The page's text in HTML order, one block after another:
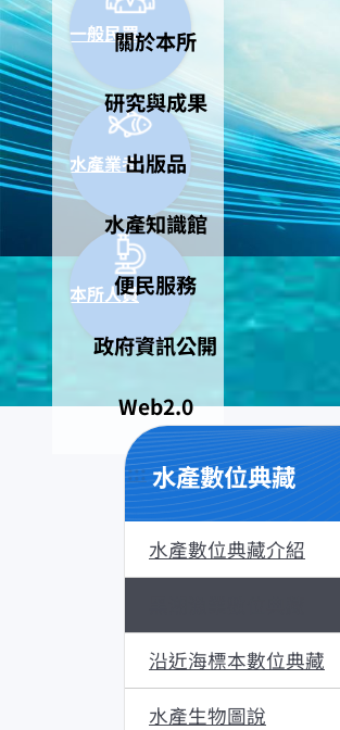
關於本所
研究與成果
出版品
水產知識館
便民服務
政府資訊公開
Web2.0
一般民眾
水產業者
本所人員
::: 水產數位典藏
水產數位典藏介紹
沿近海標本數位典藏
水產生物圖說